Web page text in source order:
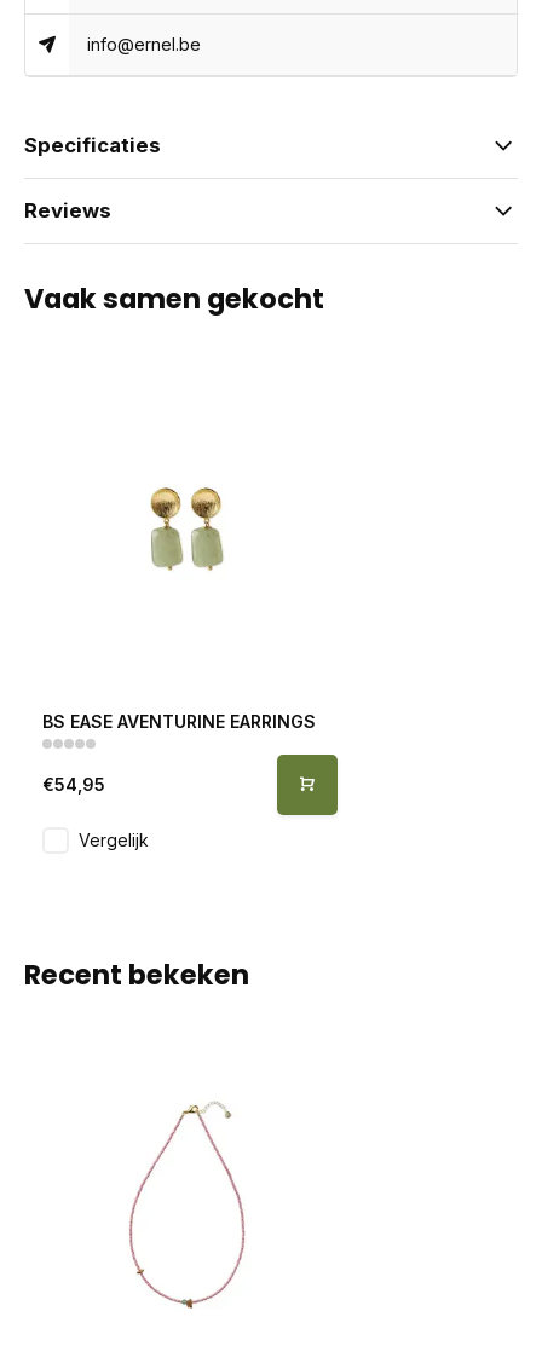
info@ernel.be
Specificaties
Reviews
Vaak samen gekocht
BS EASE AVENTURINE EARRINGS
€54,95
Vergelijk
Recent bekeken